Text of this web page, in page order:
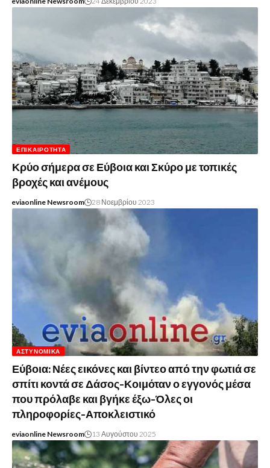
ΕΠΙΚΑΙΡΌΤΗΤΑ
Κρύο σήμερα σε Εύβοια και Σκύρο με τοπικές
βροχές και ανέμους
eviaonline Newsroom 28 Νοεμβρίου 2023
ΑΣΤΥΝΟΜΙΚΆ
Εύβοια: Νέες εικόνες και βίντεο από την φωτιά σε
σπίτι κοντά σε Δάσος-Κοιμόταν ο εγγονός μέσα
που πρόλαβε και βγήκε έξω-Όλες οι
πληροφορίες-Αποκλειστικό
eviaonline Newsroom 13 Αυγούστου 2025